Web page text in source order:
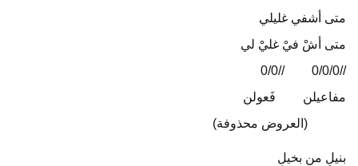
متى أشفي غليلي
متى أشْ فيْ غليْ لي
//0/0/0
//0/0
مفاعيلن
فَعولن
(العروض محذوفة)
بنيلٍ من بخيلِ